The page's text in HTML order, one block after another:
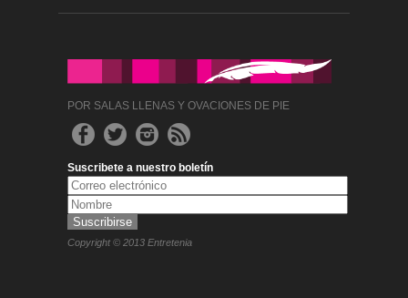
POR SALAS LLENAS Y OVACIONES DE PIE
Suscribete a nuestro boletín
Copyright © 2013 Entretenia